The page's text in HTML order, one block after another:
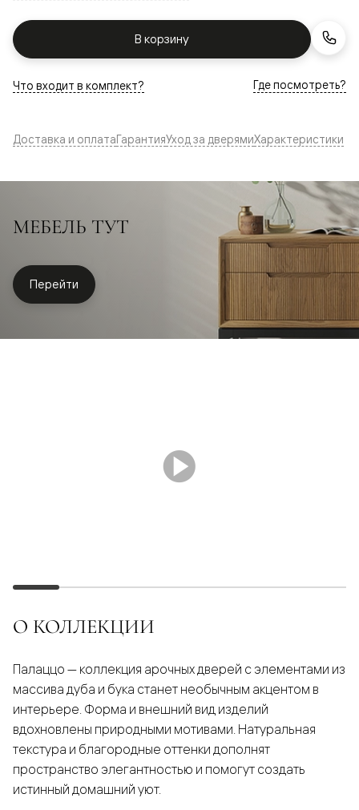
В корзину
Что входит в комплект? Где посмотреть?
Доставка и оплатаГарантияУход за дверямиХарактеристики
МЕБЕЛЬ ТУТ
Перейти
О КОЛЛЕКЦИИ
Палаццо — коллекция арочных дверей с элементами из
массива дуба и бука станет необычным акцентом в
интерьере. Форма и внешний вид изделий
вдохновлены природными мотивами. Натуральная
текстура и благородные оттенки дополнят
пространство элегантностью и помогут создать
истинный домашний уют.